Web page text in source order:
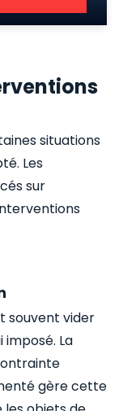
situations
Les
sur
souvent vider
La
gère cette